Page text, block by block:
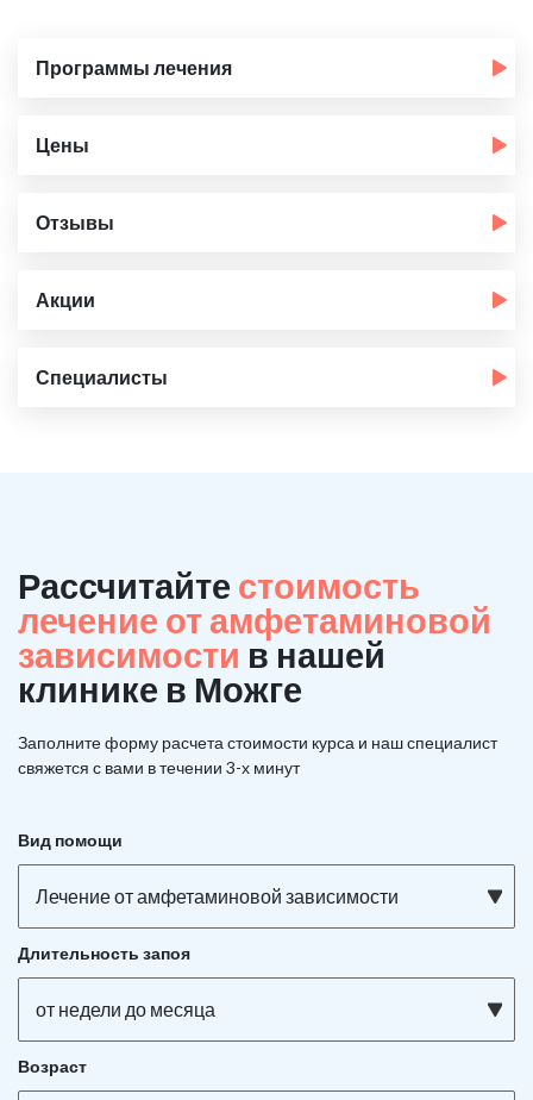
Программы лечения
Цены
Отзывы
Акции
Специалисты
Рассчитайте стоимость
лечение от амфетаминовой
зависимости в нашей
клинике в Можге
Заполните форму расчета стоимости курса и наш специалист
свяжется с вами в течении 3-х минут
Вид помощи
Лечение от амфетаминовой зависимости
Длительность запоя
от недели до месяца
Возраст